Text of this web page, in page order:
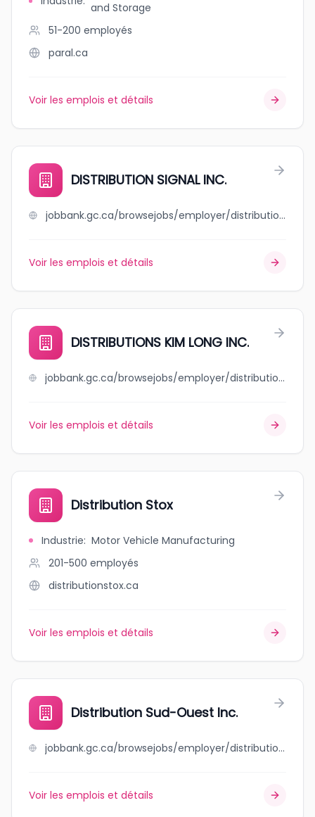
and Storage
51-200 employés
paral.ca
Voir les emplois et détails
DISTRIBUTION SIGNAL INC.
jobbank.gc.ca/browsejobs/employer/distribution+signal+inc./ca
Voir les emplois et détails
DISTRIBUTIONS KIM LONG INC.
jobbank.gc.ca/browsejobs/employer/distributions+kim+long+inc./ca
Voir les emplois et détails
Distribution Stox
Industrie: Motor Vehicle Manufacturing
201-500 employés
distributionstox.ca
Voir les emplois et détails
Distribution Sud-Ouest Inc.
jobbank.gc.ca/browsejobs/employer/distribution+sud-ouest+inc./ca
Voir les emplois et détails